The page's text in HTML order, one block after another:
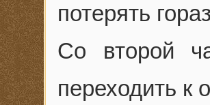
потерять
Со второй
переходить к